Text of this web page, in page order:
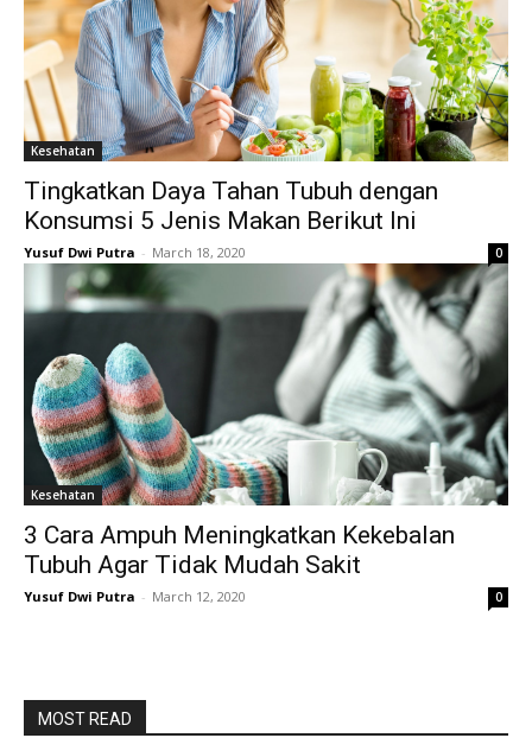
Kesehatan
Tingkatkan Daya Tahan Tubuh dengan
Konsumsi 5 Jenis Makan Berikut Ini
Yusuf Dwi Putra - March 18, 2020 0
Kesehatan
3 Cara Ampuh Meningkatkan Kekebalan
Tubuh Agar Tidak Mudah Sakit
Yusuf Dwi Putra - March 12, 2020 0
MOST READ